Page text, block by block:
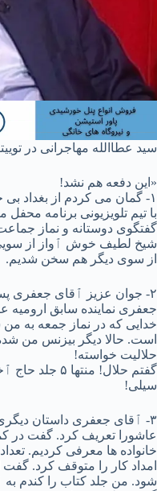
سید عطاالله مهاجرانی در
«این دفعه هم نشد!
۱- گمان می کردم از بغداد
با تیم تلویزیونی برنامه
گفتگوی دوستانه و نماز
شیخ لطیف خوش ٱواز از
از سوی دیگر هم سخن شدیم.
۲- جوان عزیز ٱقای جعفری
جعفری نماینده سابق ارومیه
خدایی که در نماز جمعه به
است. حالا دیگر بیزنس من
حلالیت خواسته!
گفتم حلال!
سیلی!
۳- ٱقای جعفری داستان
عاشورا تعریف کرد. گفت در
خانواده ها معرفی کردیم.
امداد کار را متوقف کرد.
شود. من جلد کتاب را کندم به